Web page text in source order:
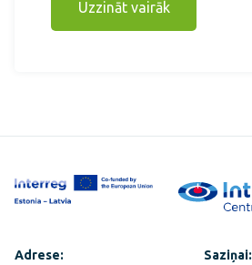
Uzzināt vairāk
Adrese: Saziņai: